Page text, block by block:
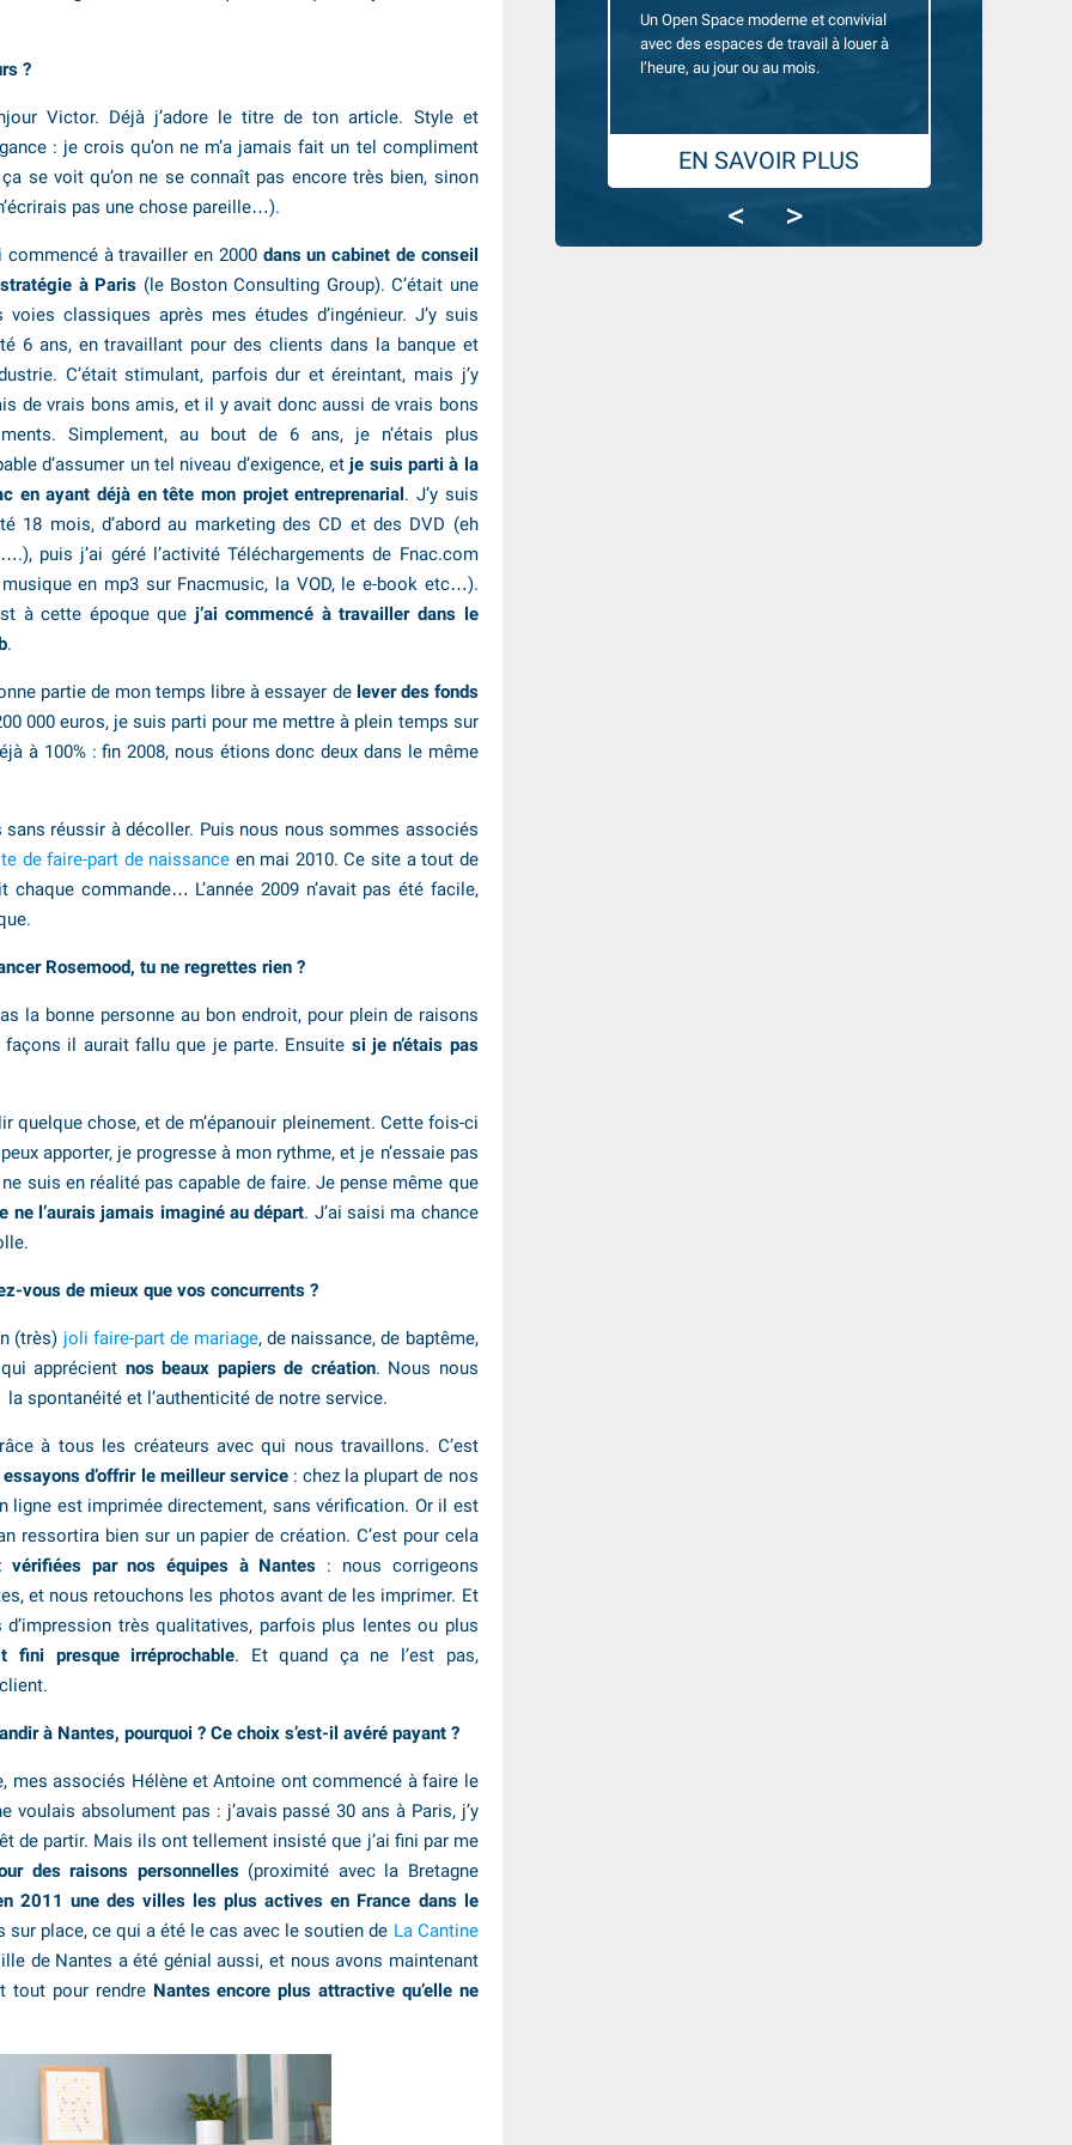
?
Victor. Déjà j’adore le titre de ton article. Style et
: je crois qu’on ne m’a jamais fait un tel compliment
se voit qu’on ne se connaît pas encore très bien, sinon
pas une chose pareille…).
commencé à travailler en 2000 dans un cabinet de conseil
à Paris (le Boston Consulting Group). C’était une
voies classiques après mes études d’ingénieur. J’y suis
6 ans, en travaillant pour des clients dans la banque et
C’était stimulant, parfois dur et éreintant, mais j’y
de vrais bons amis, et il y avait donc aussi de vrais bons
Simplement, au bout de 6 ans, je n’étais plus
d’assumer un tel niveau d’exigence, etje suis parti à la
en ayant déjà en tête mon projet entreprenarial. J’y suis
18 mois, d’abord au marketing des CD et des DVD (eh
puis j’ai géré l’activité Téléchargements de Fnac.com
en mp3 sur Fnacmusic, la VOD, le e-book etc…).
à cette époque que j’ai commencé à travailler dans le
.
partie de mon temps libre à essayer de lever des fonds
000 euros, je suis parti pour me mettre à plein temps sur
à 100% : fin 2008, nous étions donc deux dans le même
réussir à décoller. Puis nous nous sommes associés
de faire-part de naissance en mai 2010. Ce site a tout de
commande… L’année 2009 n’avait pas été facile,
Rosemood, tu ne regrettes rien ?
la bonne personne au bon endroit, pour plein de raisons
il aurait fallu que je parte. Ensuite si je n’étais pas
quelque chose, et de m’épanouir pleinement. Cette fois-ci
apporter, je progresse à mon rythme, et je n’essaie pas
suis en réalité pas capable de faire. Je pense même que
ne l’aurais jamais imaginé au départ. J’ai saisi ma chance
vous de mieux que vos concurrents ?
(très) joli faire-part de mariage, de naissance, de baptême,
apprécient nos beaux papiers de création. Nous nous
spontanéité et l’authenticité de notre service.
à tous les créateurs avec qui nous travaillons. C’est
essayons d’offrir le meilleur service: chez la plupart de nos
ligne est imprimée directement, sans vérification. Or il est
ressortira bien sur un papier de création. C’est pour cela
vérifiées par nos équipes à Nantes : nous corrigeons
et nous retouchons les photos avant de les imprimer. Et
très qualitatives, parfois plus lentes ou plus
fini presque irréprochable. Et quand ça ne l’est pas,
à Nantes, pourquoi ? Ce choix s’est-il avéré payant ?
mes associés Hélène et Antoine ont commencé à faire le
absolument pas : j’avais passé 30 ans à Paris, j’y
de partir. Mais ils ont tellement insisté que j’ai fini par me
des raisons personnelles(proximité avec la Bretagne
2011 une des villes les plus actives en France dans le
place, ce qui a été le cas avec le soutien de La Cantine
de Nantes a été génial aussi, et nous avons maintenant
tout pour rendre Nantes encore plus attractive qu’elle ne
Un Open Space moderne et convivial
avec des espaces de travail à louer à
l’heure, au jour ou au mois.
EN SAVOIR PLUS
< >